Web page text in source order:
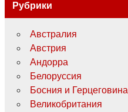
Рубрики
Австралия
Австрия
Андорра
Белоруссия
Босния и Герцеговина
Великобритания